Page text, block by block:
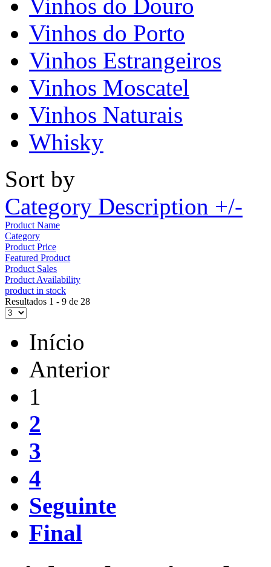
Vinhos do Douro
Vinhos do Porto
Vinhos Estrangeiros
Vinhos Moscatel
Vinhos Naturais
Whisky
Sort by
Category Description +/-
Product Name
Category
Product Price
Featured Product
Product Sales
Product Availability
product in stock
Resultados 1 - 9 de 28
Início
Anterior
1
2
3
4
Seguinte
Final